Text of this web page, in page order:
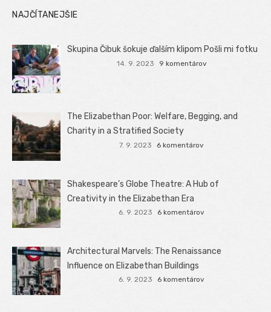
NAJČÍTANEJŠIE
Skupina Čibuk šokuje ďalším klipom Pošli mi fotku
14. 9. 2023 9 komentárov
The Elizabethan Poor: Welfare, Begging, and
Charity in a Stratified Society
7. 9. 2023 6 komentárov
Shakespeare’s Globe Theatre: A Hub of
Creativity in the Elizabethan Era
6. 9. 2023 6 komentárov
Architectural Marvels: The Renaissance
Influence on Elizabethan Buildings
6. 9. 2023 6 komentárov